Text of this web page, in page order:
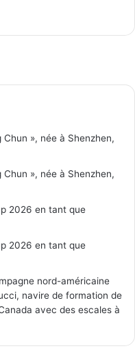
», née à Shenzhen,
», née à Shenzhen,
2026 en tant que
2026 en tant que
nord-américaine
navire de formation de
avec des escales à